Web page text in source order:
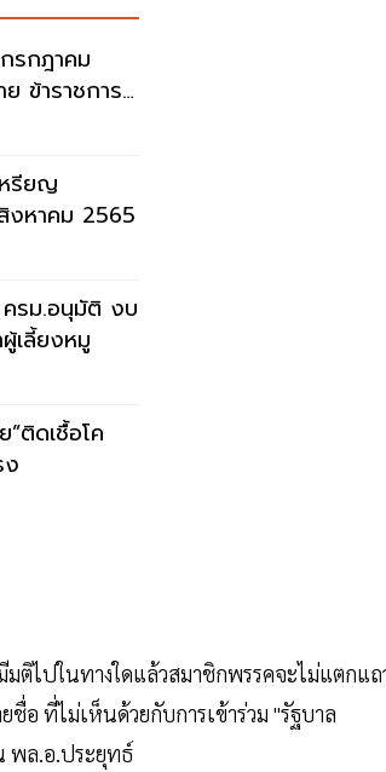
รกฎาคม
ข้าราชการ
หรียญ
งหาคม 2565
ม.อนุมัติ งบ
เลี้ยงหมู
ติดเชื้อโค
ง
ติไปในทางใดแล้วสมาชิกพรรคจะไม่แตกแถ
อ ที่ไม่เห็นด้วยกับการเข้าร่วม "รัฐบาล
พล.อ.ประยุทธ์